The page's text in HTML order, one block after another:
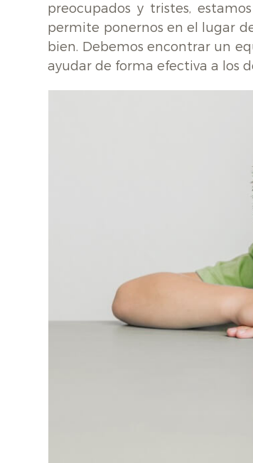
preocupados y tristes,
permite ponernos en el lugar
bien. Debemos encontrar un
ayudar de forma efectiva a los